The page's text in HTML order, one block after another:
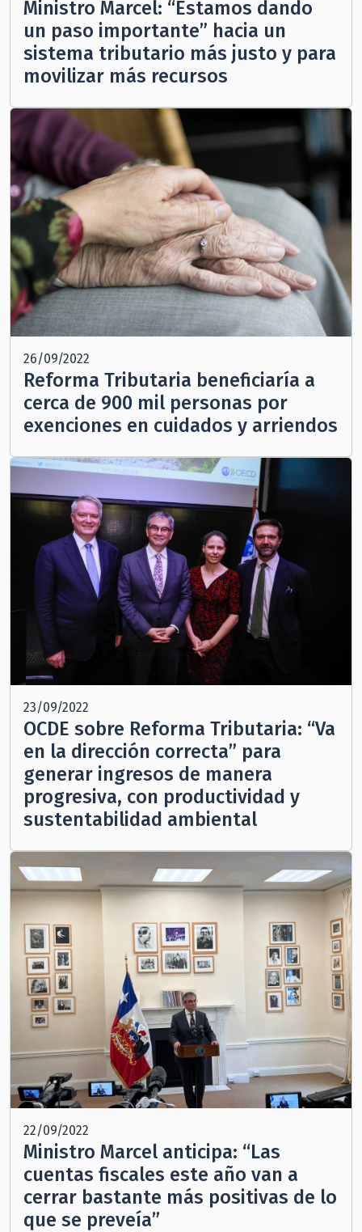
Ministro Marcel: “Estamos dando
un paso importante” hacia un
sistema tributario más justo y para
movilizar más recursos
26/09/2022
Reforma Tributaria beneficiaría a
cerca de 900 mil personas por
exenciones en cuidados y arriendos
23/09/2022
OCDE sobre Reforma Tributaria: “Va
en la dirección correcta” para
generar ingresos de manera
progresiva, con productividad y
sustentabilidad ambiental
22/09/2022
Ministro Marcel anticipa: “Las
cuentas fiscales este año van a
cerrar bastante más positivas de lo
que se preveía”